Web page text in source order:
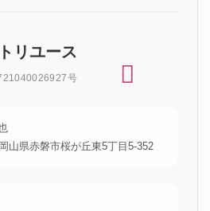
リユース
号
山県赤磐市桜が丘東5丁目5-352